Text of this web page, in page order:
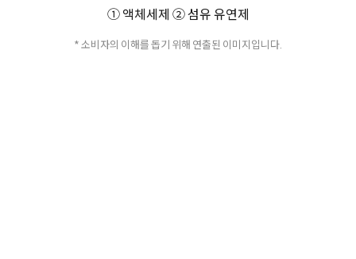
① 액체세제 ② 섬유 유연제
* 소비자의 이해를 돕기 위해 연출된 이미지입니다.